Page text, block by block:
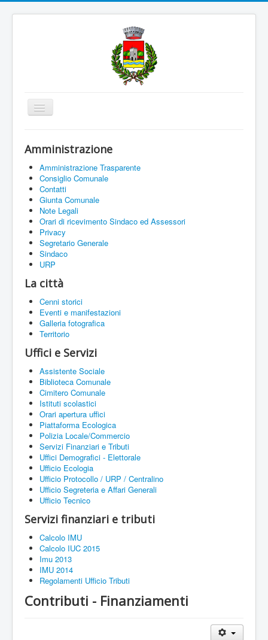
Cambia
navigazione
Amministrazione
Uffici e Servizi
La città
Associazioni
Documenti On Line
Informazioni
Amministrazione
Amministrazione Trasparente
Consiglio Comunale
Contatti
Giunta Comunale
Note Legali
Orari di ricevimento Sindaco ed Assessori
Privacy
Segretario Generale
Sindaco
URP
La città
Cenni storici
Eventi e manifestazioni
Galleria fotografica
Territorio
Uffici e Servizi
Assistente Sociale
Biblioteca Comunale
Cimitero Comunale
Istituti scolastici
Orari apertura uffici
Piattaforma Ecologica
Polizia Locale/Commercio
Servizi Finanziari e Tributi
Uffici Demografici - Elettorale
Ufficio Ecologia
Ufficio Protocollo / URP / Centralino
Ufficio Segreteria e Affari Generali
Ufficio Tecnico
Servizi finanziari e tributi
Calcolo IMU
Calcolo IUC 2015
Imu 2013
IMU 2014
Regolamenti Ufficio Tributi
Contributi - Finanziamenti